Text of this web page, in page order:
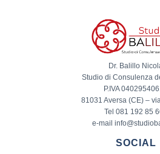
Dr. Balillo
Studio di Consulenza
P.IVA
81031 Aversa (CE) –
Tel 081 192 85
e-mail
SOCIAL